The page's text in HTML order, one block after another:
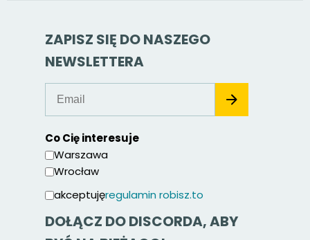
ZAPISZ SIĘ DO NASZEGO
NEWSLETTERA
Co Cię interesuje
Warszawa
Wrocław
akceptujęregulamin robisz.to
DOŁĄCZ DO DISCORDA, ABY